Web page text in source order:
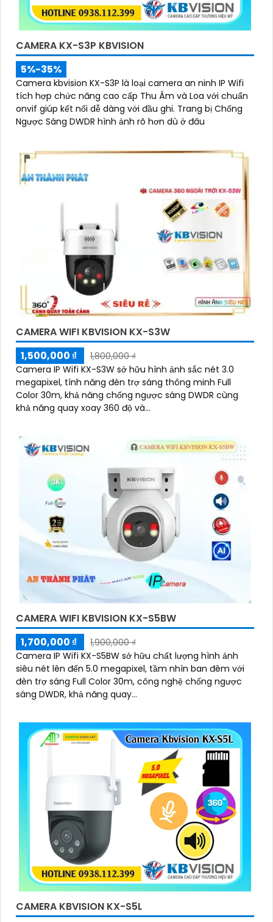
CAMERA KX-S3P KBVISION
5%-35%
Camera kbvision KX-S3P là loại camera an ninh IP Wifi
tích hợp chức năng cao cấp Thu Âm và Loa với chuẩn
onvif giúp kết nối dễ dàng với đầu ghi. Trang bị Chống
Ngược Sáng DWDR hình ảnh rõ hơn dù ở đâu
CAMERA WIFI KBVISION KX-S3W
1,500,000 ₫
1,800,000 ₫
Camera IP Wifi KX-S3W sở hữu hình ảnh sắc nét 3.0
megapixel, tính năng đèn trợ sáng thông minh Full
Color 30m, khả năng chống ngược sáng DWDR cùng
khả năng quay xoay 360 độ và...
CAMERA WIFI KBVISION KX-S5BW
1,700,000 ₫
1,900,000 ₫
Camera IP Wifi KX-S5BW sở hữu chất lượng hình ảnh
siêu nét lên đến 5.0 megapixel, tầm nhìn ban đêm với
đèn trợ sáng Full Color 30m, công nghệ chống ngược
sáng DWDR, khả năng quay...
CAMERA KBVISION KX-S5L